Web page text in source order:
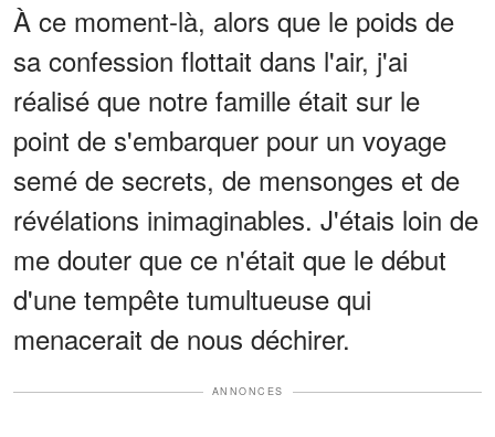
À ce moment-là, alors que le poids de
sa confession flottait dans l'air, j'ai
réalisé que notre famille était sur le
point de s'embarquer pour un voyage
semé de secrets, de mensonges et de
révélations inimaginables. J'étais loin de
me douter que ce n'était que le début
d'une tempête tumultueuse qui
menacerait de nous déchirer.
ANNONCES